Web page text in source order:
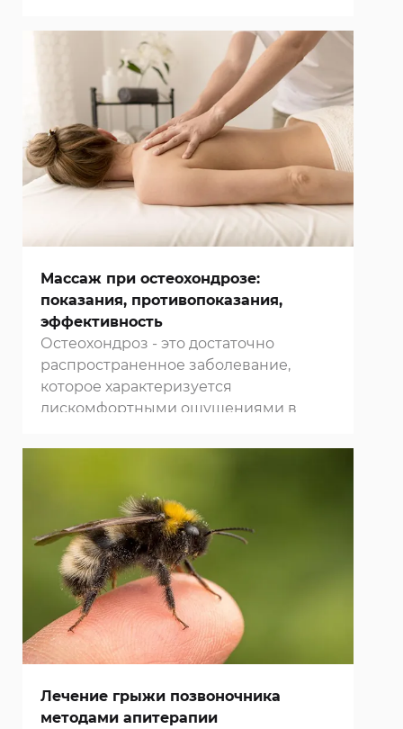
подвижность и двигательную
активность, что приводит к
преждевременному прекращению
трудовой деятельности и
инвалидизации людей. Многие
клиники Москвыпредлагают свои
услуги по проведению лечебного
массажа спины и суставов,
позволяющего стабилизировать и
улучшить их состояние, устранить
болевые ощущения и повысить
качество жизни пациентов.
Массаж при остеохондрозе:
показания, противопоказания,
эффективность
Остеохондроз - это достаточно
распространенное заболевание,
которое характеризуется
дискомфортными ощущениями в
процесса. При остеохондрозе нередко
нарушается координация движений,
появляются проблемы с памятью и
зрением. Для облегчения состояния
пациентов врачи часто назначают им
массаж.
Лечение грыжи позвоночника
методами апитерапии